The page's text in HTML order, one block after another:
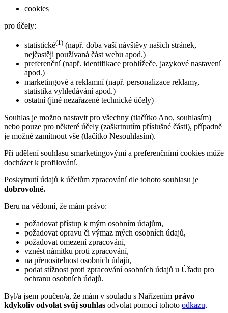
cookies
pro účely:
statistické(1) (např. doba vaší návštěvy našich stránek,
nejčastěji používaná část webu apod.)
preferenční (např. identifikace prohlížeče, jazykové nastavení
apod.)
marketingové a reklamní (např. personalizace reklamy,
statistika vyhledávání apod.)
ostatní (jiné nezařazené technické účely)
Souhlas je možno nastavit pro všechny (tlačítko Ano, souhlasím)
nebo pouze pro některé účely (zaškrtnutím příslušné části), případně
je možné zamítnout vše (tlačítko Nesouhlasím).
Při udělení souhlasu smarketingovými a preferenčními cookies může
docházet k profilování.
Poskytnutí údajů k účelům zpracování dle tohoto souhlasu je
dobrovolné.
Beru na vědomí, že mám právo:
požadovat přístup k mým osobním údajům,
požadovat opravu či výmaz mých osobních údajů,
požadovat omezení zpracování,
vznést námitku proti zpracování,
na přenositelnost osobních údajů,
podat stížnost proti zpracování osobních údajů u Úřadu pro
ochranu osobních údajů.
Byl/a jsem poučen/a, že mám v souladu s Nařízením právo
kdykoliv odvolat svůj souhlas odvolat pomocí tohoto odkazu.